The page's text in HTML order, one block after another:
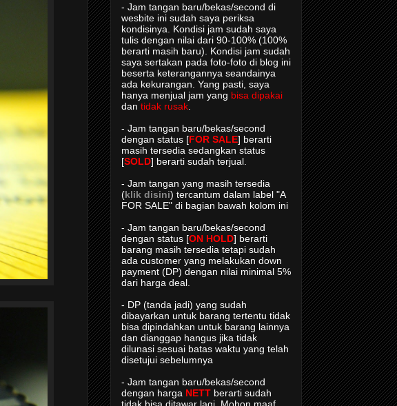
- Jam tangan baru/bekas/second di
wesbite ini sudah saya periksa
kondisinya. Kondisi jam sudah saya
tulis dengan nilai dari 90-100% (100%
berarti masih baru). Kondisi jam sudah
saya sertakan pada foto-foto di blog ini
beserta keterangannya seandainya
ada kekurangan. Yang pasti, saya
hanya menjual jam yang bisa dipakai
dan tidak rusak
- Jam tangan baru/bekas/second
dengan status [FOR SALE] berarti
masih tersedia sedangkan status
[SOLD] berarti sudah terjual.
- Jam tangan yang masih tersedia
(klik disini) tercantum dalam label "A
FOR SALE" di bagian bawah kolom ini
- Jam tangan baru/bekas/second
dengan status [ON HOLD] berarti
barang masih tersedia tetapi sudah
ada customer yang melakukan down
payment (DP) dengan nilai minimal 5%
dari harga deal.
- DP (tanda jadi) yang sudah
dibayarkan untuk barang tertentu tidak
bisa dipindahkan untuk barang lainnya
dan dianggap hangus jika tidak
dilunasi sesuai batas waktu yang telah
disetujui sebelumnya
- Jam tangan baru/bekas/second
dengan harga NETT berarti sudah
tidak bisa ditawar lagi. Mohon maaf,